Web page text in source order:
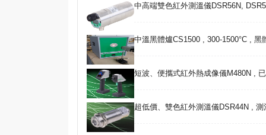
中高端雙色紅外測溫儀DSR56N,
中溫黑體爐CS1500 , 300-1500°C , 黑
短波、便攜式紅外熱成像儀M480N ,
超低價、雙色紅外測溫儀DSR44N , 測